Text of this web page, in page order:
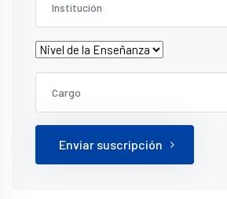
Enviar suscripción